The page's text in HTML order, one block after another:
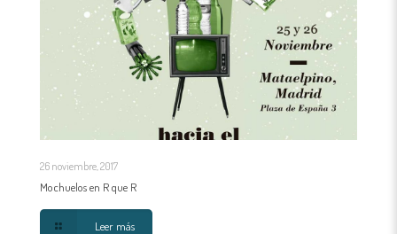
26 noviembre, 2017
Mochuelos en R que R
Leer más